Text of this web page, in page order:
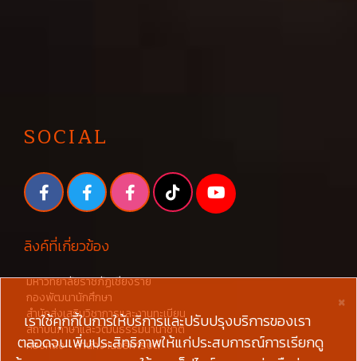
SOCIAL
ลิงค์ที่เกี่ยวข้อง
มหาวิทยาลัยราชภัฏเชียงราย
กองพัฒนานักศึกษา
สำนักส่งเสริมวิชาการและงานทะเบียน
สถาบันภาษาและวัฒนธรรมนานาชาติ
กองคลัง - สำนักงานอธิการบดี
×
เราใช้คุกกี้ในการให้บริการและปรับปรุงบริการของเรา
ตลอดจนเพิ่มประสิทธิภาพให้แก่ประสบการณ์การเรียกดู